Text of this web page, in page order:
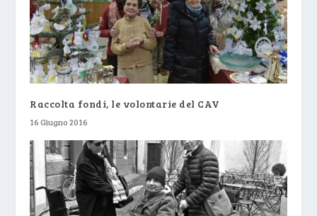
Raccolta fondi, le volontarie del CAV
16 Giugno 2016